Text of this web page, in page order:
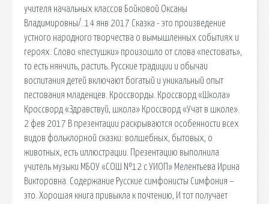
учителя начальных классов Бойковой Оксаны
Владимировны/. 14 янв 2017 Сказка - это произведение
устного народного творчества о вымышленных событиях и
героях. Слово «пестушки» произошло от слова «пестовать»,
то есть нянчить, растить. Русские традиции и обычаи
воспитания детей включают богатый и уникальный опыт
пестования младенцев. Кроссворды. Кроссворд «Школа»
Кроссворд «Здравствуй, школа» Кроссворд «Учат в школе».
2 фев 2017 В презентации раскрываются особенности всех
видов фольклорной сказки: волшебных, бытовых, о
животных, есть иллюстрации. Презентацию выполнила
учитель музыки МБОУ «СОШ №12 с УИОП» Мелентьева Ирина
Викторовна. Содержание Русские симфонисты Симфония –
это. Хорошая книга привыкла к почтению, И тот получает